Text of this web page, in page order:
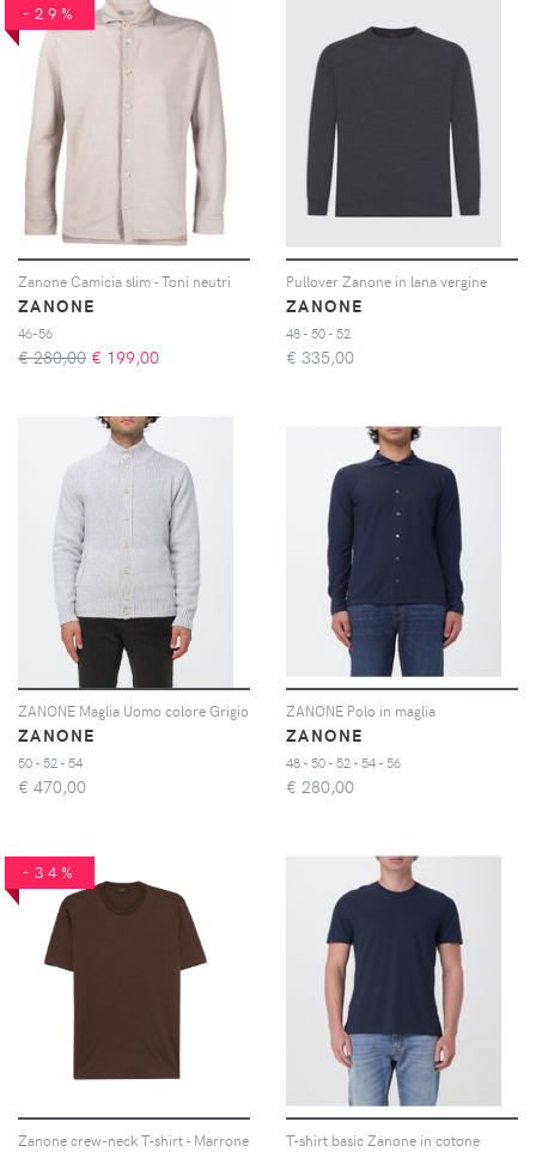
-29%
Zanone Camicia slim - Toni neutri
ZANONE
46-56
€ 280,00 € 199,00
Pullover Zanone in lana vergine
ZANONE
48 - 50 - 52
€ 335,00
ZANONE Maglia Uomo colore Grigio
ZANONE
50 - 52 - 54
€ 470,00
ZANONE Polo in maglia
ZANONE
48 - 50 - 52 - 54 - 56
€ 280,00
-34%
Zanone crew-neck T-shirt - Marrone T-shirt basic Zanone in cotone